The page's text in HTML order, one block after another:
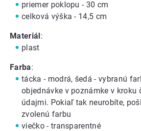
priemer poklopu - 30 cm
celková výška - 14,5 cm
Materiál:
plast
Farba:
tácka - modrá, šedá - vybranú
objednávke v poznámke v kroku
údajmi. Pokiaľ tak neurobíte,
zvolenú farbu
viečko - transparentné